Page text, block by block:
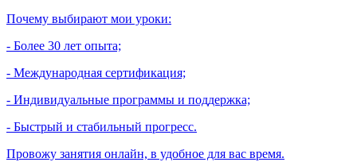
Почему выбирают мои уроки:
- Более 30 лет опыта;
- Международная сертификация;
- Индивидуальные программы и поддержка;
- Быстрый и стабильный прогресс.
Провожу занятия онлайн, в удобное для вас время.